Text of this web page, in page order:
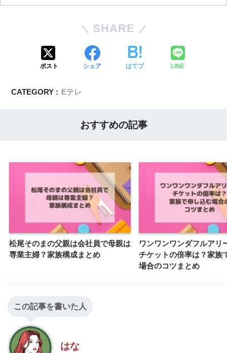
SHARE
ポスト シェア はてブ LINE
CATEGORY : Eテレ
おすすめの記事
松尾そのまの父親は会社員で母親は
専業主婦？家族構成まとめ
ワンワンワンダフルアリ
チケットの倍率は？家族
場合のコツまとめ
この記事を書いた人
はな